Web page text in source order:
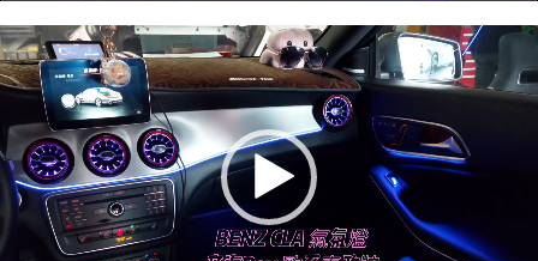
視
訊
播
放
器